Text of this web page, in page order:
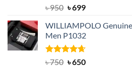
Rated5.00
৳950 Original
was:
৳ 950.
৳699Current
is:
৳ 699.
WILLIAMPOLO
Men P1032
Rated4.63
৳750 Original
৳650Current